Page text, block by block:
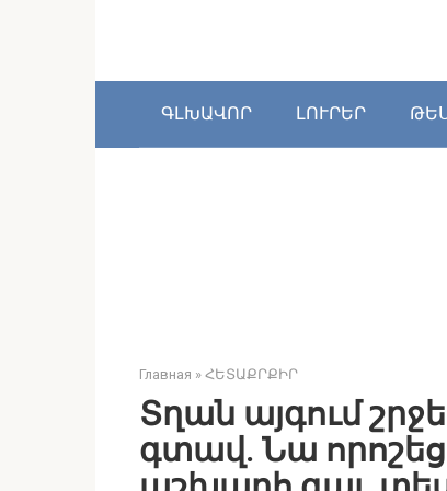
ԳԼԽԱՎՈՐ ԼՈՒՐԵՐ
Главная » ՀԵՏԱՔՐՔԻՐ
Տղան այգում
գտավ. Նա որոշեց